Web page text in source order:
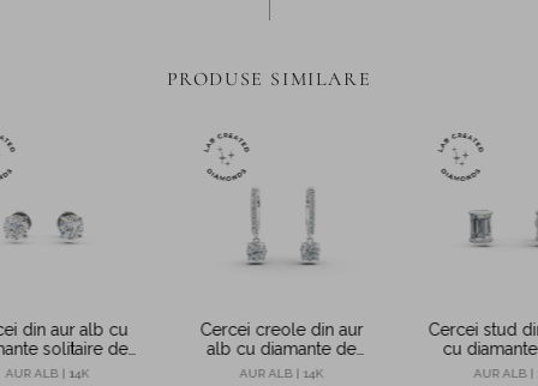
PRODUSE SIMILARE
din aur alb cu
solitaire de
create in
AUR ALB | 14K
Cercei creole din aur
alb cu diamante de
1.08ct create in
AUR ALB | 14K
Cercei stud
cu
create in
AUR ALB |